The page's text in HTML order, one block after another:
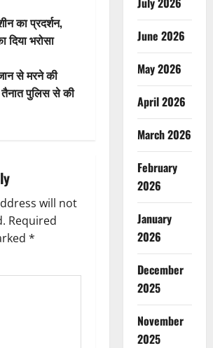
का प्रदर्शन,
दिया भरोसा
से मरने की
पुलिस से की
will not
Required
*
June 2026
May 2026
April 2026
March 2026
February
2026
January
2026
December
2025
November
2025